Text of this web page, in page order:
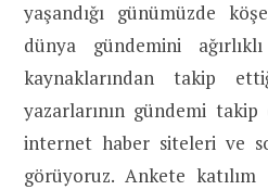
yaşandığı günümüzde
dünya gündemini
kaynaklarından takip
yazarlarının gündemi takip
internet haber siteleri ve
görüyoruz. Ankete katılım